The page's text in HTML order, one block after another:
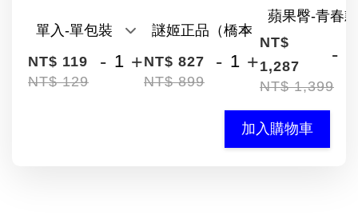
NT$ 119
NT$ 129
- +NT$ 827
NT$ 899
- +
NT$
1,287
NT$ 1,399
-
加入購物車